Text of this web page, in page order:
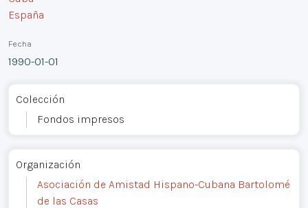
España
Fecha
1990-01-01
Colección
Fondos impresos
Organización
Asociación de Amistad Hispano-Cubana Bartolomé
de las Casas